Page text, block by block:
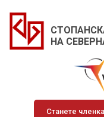
НА
Станете членка